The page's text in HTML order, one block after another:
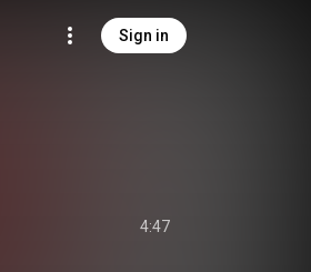
Sign in
4:47